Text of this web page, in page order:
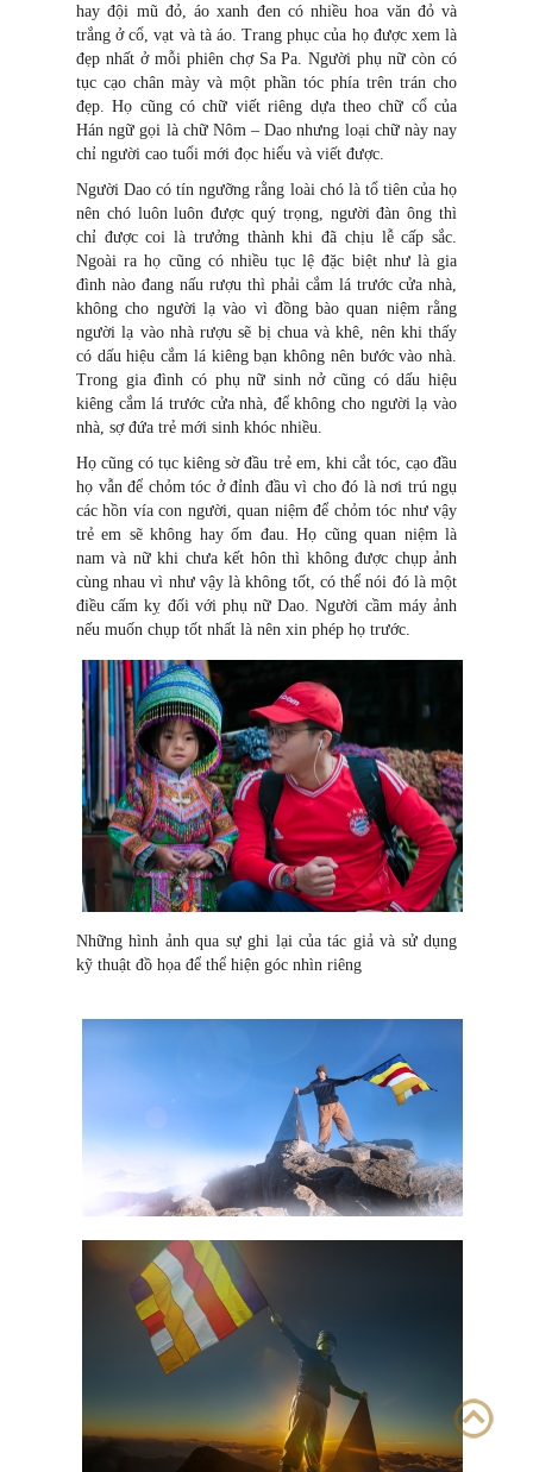
hay đội mũ đỏ, áo xanh đen có nhiều hoa văn đỏ và
trắng ở cổ, vạt và tà áo. Trang phục của họ được xem là
đẹp nhất ở mỗi phiên chợ Sa Pa. Người phụ nữ còn có
tục cạo chân mày và một phần tóc phía trên trán cho
đẹp. Họ cũng có chữ viết riêng dựa theo chữ cổ của
Hán ngữ gọi là chữ Nôm – Dao nhưng loại chữ này nay
chỉ người cao tuổi mới đọc hiểu và viết được.
Người Dao có tín ngưỡng rằng loài chó là tổ tiên của họ
nên chó luôn luôn được quý trọng, người đàn ông thì
chỉ được coi là trưởng thành khi đã chịu lễ cấp sắc.
Ngoài ra họ cũng có nhiều tục lệ đặc biệt như là gia
đình nào đang nấu rượu thì phải cắm lá trước cửa nhà,
không cho người lạ vào vì đồng bào quan niệm rằng
người lạ vào nhà rượu sẽ bị chua và khê, nên khi thấy
có dấu hiệu cắm lá kiêng bạn không nên bước vào nhà.
Trong gia đình có phụ nữ sinh nở cũng có dấu hiệu
kiêng cắm lá trước cửa nhà, để không cho người lạ vào
nhà, sợ đứa trẻ mới sinh khóc nhiều.
Họ cũng có tục kiêng sờ đầu trẻ em, khi cắt tóc, cạo đầu
họ vẫn để chỏm tóc ở đỉnh đầu vì cho đó là nơi trú ngụ
các hồn vía con người, quan niệm để chỏm tóc như vậy
trẻ em sẽ không hay ốm đau. Họ cũng quan niệm là
nam và nữ khi chưa kết hôn thì không được chụp ảnh
cùng nhau vì như vậy là không tốt, có thể nói đó là một
điều cấm kỵ đối với phụ nữ Dao. Người cầm máy ảnh
nếu muốn chụp tốt nhất là nên xin phép họ trước.
Những hình ảnh qua sự ghi lại của tác giả và sử dụng
kỹ thuật đồ họa để thể hiện góc nhìn riêng